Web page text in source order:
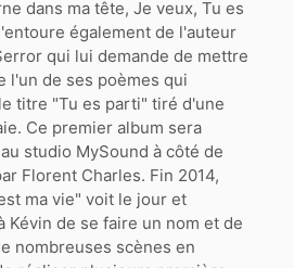
dans ma tête, Je veux, Tu es
également de l'auteur
qui lui demande de mettre
l'un de ses poèmes qui
titre "Tu es parti" tiré d'une
Ce premier album sera
studio MySound à côté de
Florent Charles. Fin 2014,
ma vie" voit le jour et
Kévin de se faire un nom et de
nombreuses scènes en